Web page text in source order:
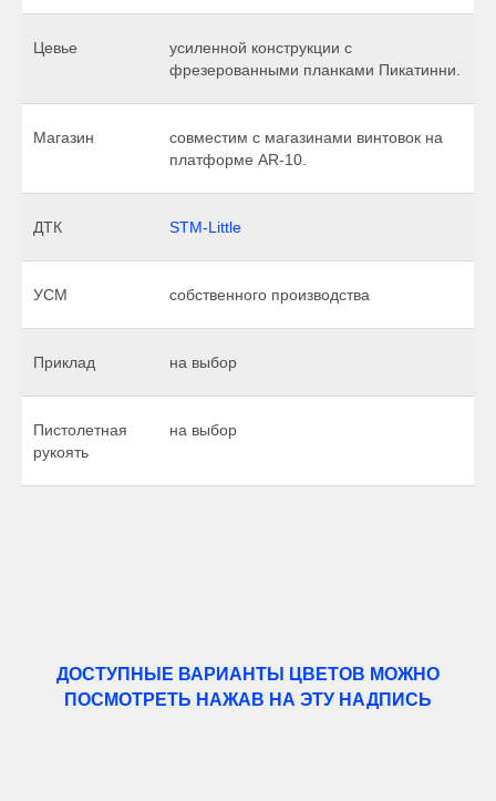
Цевье
усиленной конструкции с
фрезерованными планками Пикатинни.
Магазин
совместим с магазинами винтовок на
платформе AR-10.
ДТК STM-Little
УСМ собственного производства
Приклад на выбор
Пистолетная
рукоять
на выбор
ДОСТУПНЫЕ ВАРИАНТЫ ЦВЕТОВ МОЖНО
ПОСМОТРЕТЬ НАЖАВ НА ЭТУ НАДПИСЬ